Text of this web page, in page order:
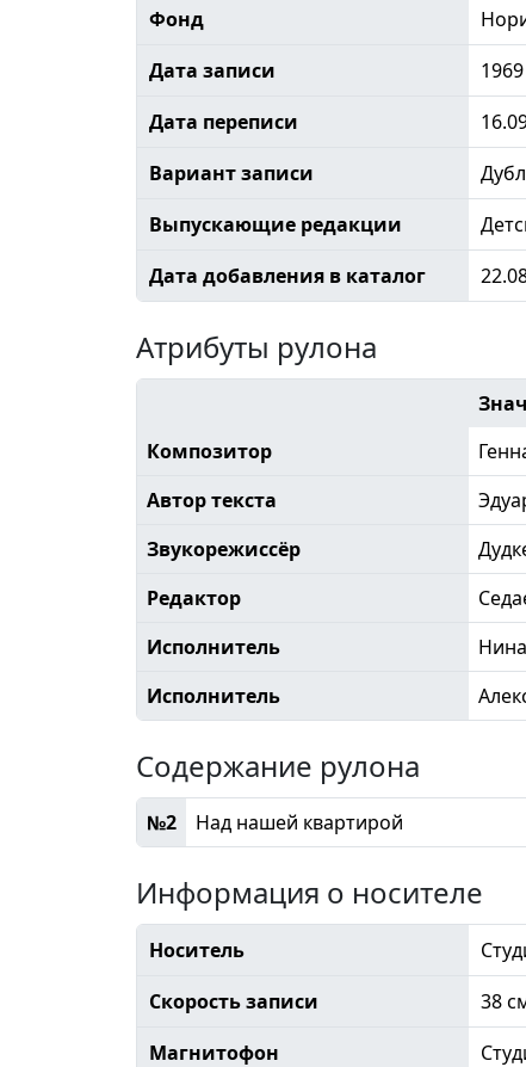
Фонд
Дата записи
1969
Дата переписи
Вариант записи
Выпускающие редакции
Дата добавления в каталог
Атрибуты рулона
Композитор
Автор текста
Звукорежиссёр
Редактор
Исполнитель
Исполнитель
Содержание рулона
№2 Над нашей квартирой
Информация о носителе
Носитель
Скорость записи
38
Магнитофон